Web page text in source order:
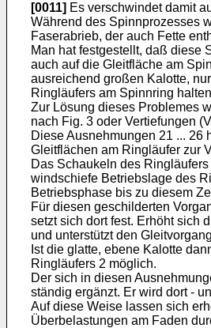
[0011] Es verschwindet damit
Während des Spinnprozesses
Faserabrieb, der auch Fette
Man hat festgestellt, daß diese
auch auf die Gleitfläche am
ausreichend großen Kalotte,
Ringläufers am Spinnring
Zur Lösung dieses Problemes
nach Fig. 3 oder Vertiefungen
Diese Ausnehmungen 21 ...
Gleitflächen am Ringläufer zur
Das Schaukeln des
windschiefe Betriebslage des
Betriebsphase bis zu diesem
Für diesen geschilderten
setzt sich dort fest. Erhöht sich
und unterstützt den
Ist die glatte, ebene Kalotte
Ringläufers 2 möglich.
Der sich in diesen
ständig ergänzt. Er wird dort -
Auf diese Weise lassen sich
Überbelastungen am Faden